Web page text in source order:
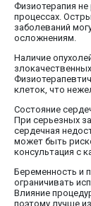
Физиотерапия
процессах.
заболеваний
осложнениям.
Наличие
клеток, что
Состояние
При серьезных
сердечная
может быть
консультация с
Беременность и
ограничивать
Влияние
поэтому лучше